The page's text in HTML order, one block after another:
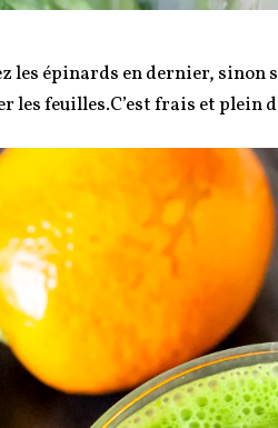
les épinards en dernier, sinon
les feuilles.C’est frais et plein